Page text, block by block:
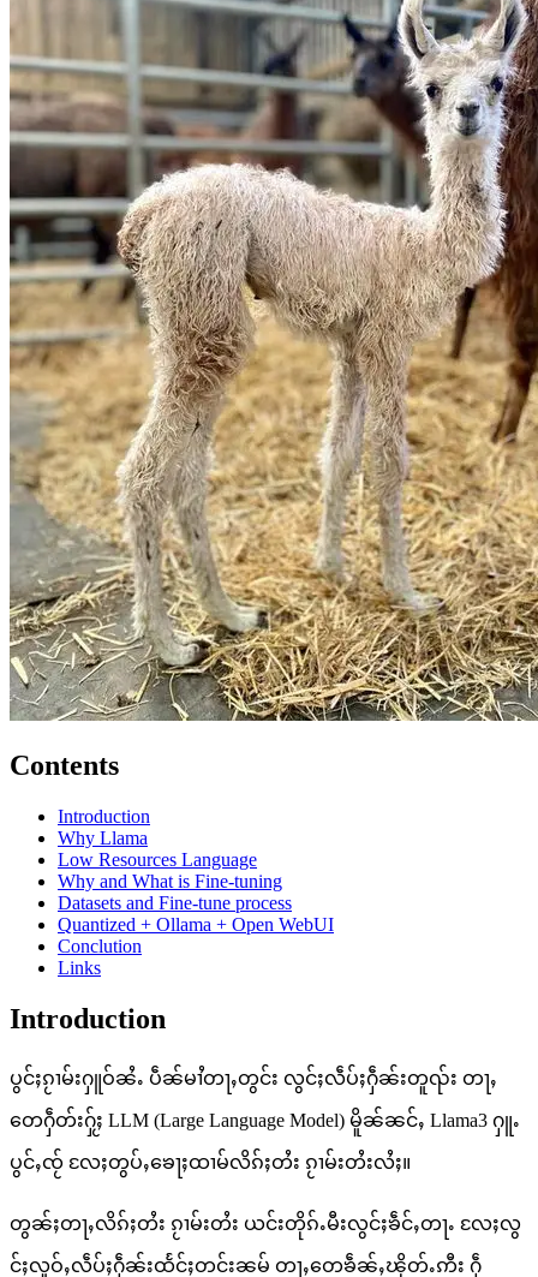
Contents
Introduction
Why Llama
Low Resources Language
Why and What is Fine-tuning
Datasets and Fine-tune process
Quantized + Ollama + Open WebUI
Conclution
Links
Introduction
ပွင်ႈၵႂၢမ်းႁူဝ်ၼႆႉ ပဵၼ်မၢႆတႃႇတွင်း လွင်ႈလဵပ်ႈႁဵၼ်းတူၺ်း တႃႇ
တေႁဵတ်းႁႂ်ႈ LLM (Large Language Model) မိူၼ်ၼင်ႇ Llama3 ႁူႉ
ပွင်ႇၸႂ် လႄႈတွပ်ႇၶေႃႈထၢမ်လိၵ်ႈတႆး ၵႂၢမ်းတႆးလႆႈ။
တွၼ်ႈတႃႇလိၵ်ႈတႆး ၵႂၢမ်းတႆး ယင်းတိုၵ်ႉမီးလွင်ႈၶဵင်ႇတႃႉ လႄႈလွ
င်ႈလူဝ်ႇလဵပ်ႈႁဵၼ်းထႅင်ႈတင်းၼမ် တႃႇတေၶဵၼ်ႇၽိုတ်ႉဢီး ႁဵ